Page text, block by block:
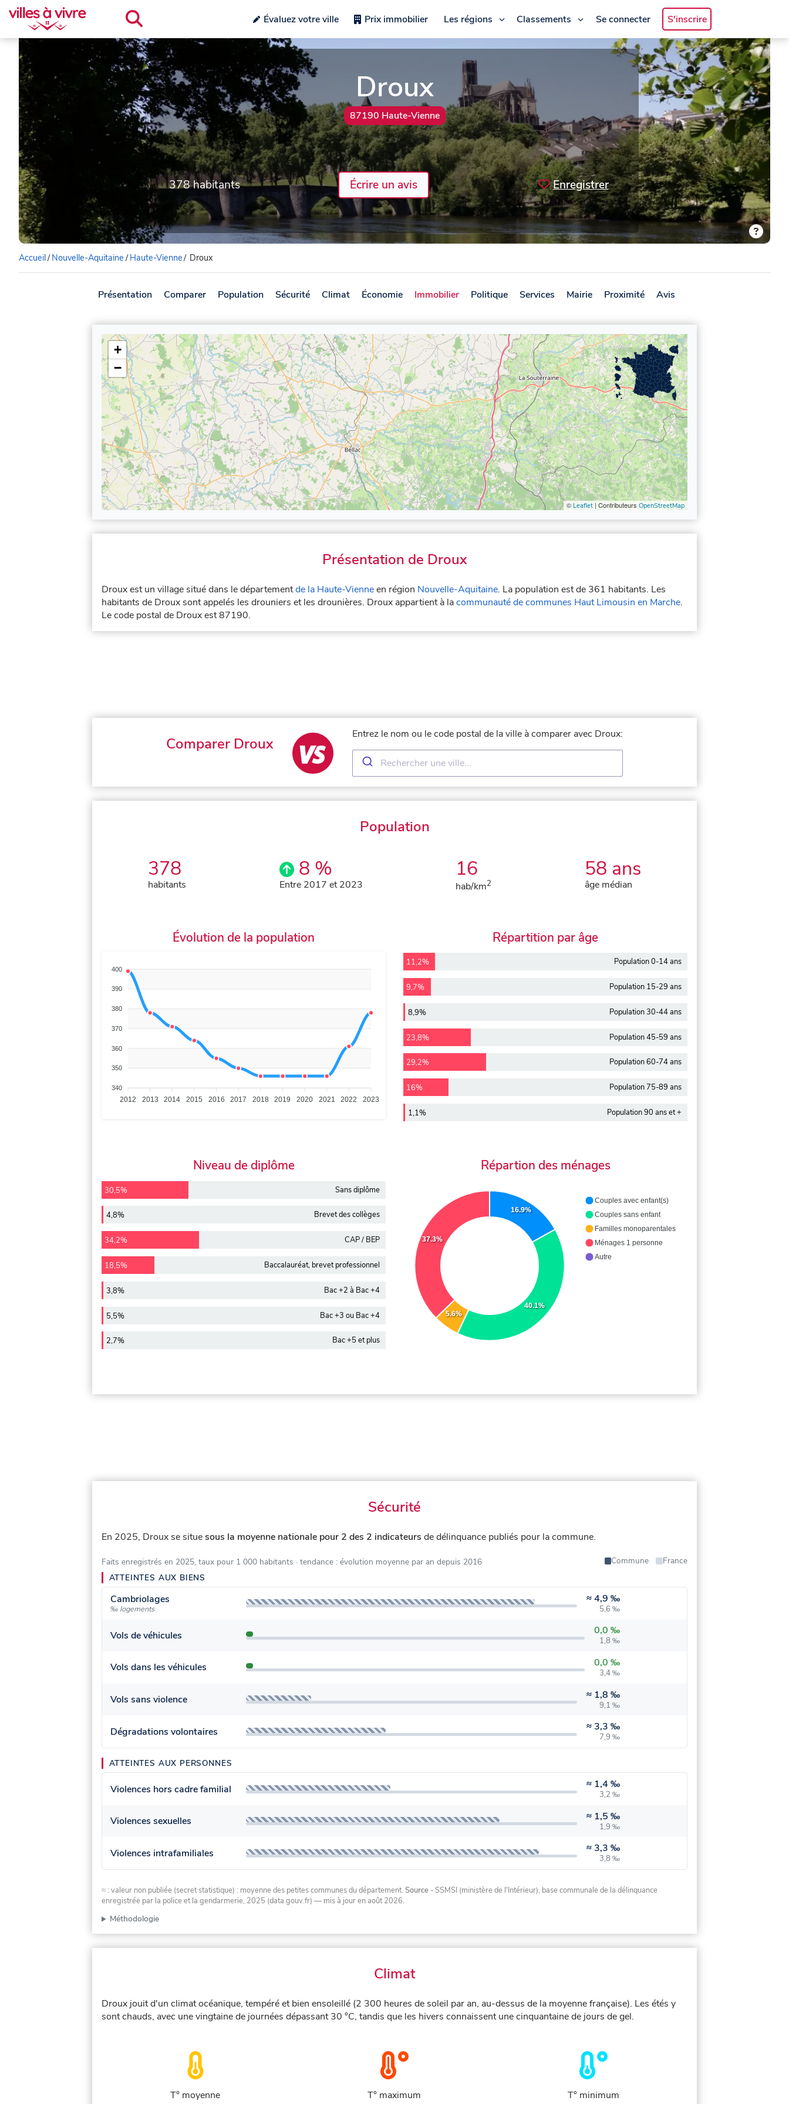
Évaluez votre ville Prix immobilier Les régions Classements Se connecter S'inscrire
Droux
87190 Haute-Vienne
378 habitants Écrire un avis Enregistrer
Accueil/ Nouvelle-Aquitaine/ Haute-Vienne/ Droux
Présentation Comparer Population Sécurité Climat Économie Immobilier Politique Services Mairie Proximité Avis
+
−
© Leaflet | Contributeurs OpenStreetMap
Présentation de Droux
Droux est un village situé dans le départementde la Haute-Vienneen région Nouvelle-Aquitaine. La population est de 361 habitants. Les
habitants de Droux sont appelés les drouniers et les drounières. Droux appartient à lacommunauté de communes Haut Limousin en Marche.
Le code postal de Droux est 87190.
Comparer Droux
Entrez le nom ou le code postal de la ville à comparer avec Droux:
Population
378
habitants
8 %
Entre 2017 et 2023
16
hab/km2
58 ans
âge médian
Évolution de la population
400
390
380
370
360
350
340
2012 2013 2014 2015 2016 2017 2018 2019 2020 2021 2022 2023
Répartition par âge
11,2% Population 0-14 ans
9,7% Population 15-29 ans
8,9% Population 30-44 ans
23,8% Population 45-59 ans
29,2% Population 60-74 ans
16% Population 75-89 ans
1,1% Population 90 ans et +
Niveau de diplôme
30,5% Sans diplôme
4,8% Brevet des collèges
34,2% CAP / BEP
18,5% Baccalauréat, brevet professionnel
3,8% Bac +2 à Bac +4
5,5% Bac +3 ou Bac +4
2,7% Bac +5 et plus
Répartion des ménages
16.9%
40.1%
5.6%
37.3%
Couples avec enfant(s)
Couples sans enfant
Familles monoparentales
Ménages 1 personne
Autre
Sécurité
En 2025, Droux se situesous la moyenne nationale pour 2 des 2 indicateurs de délinquance publiés pour la commune.
Faits enregistrés en 2025, taux pour 1 000 habitants · tendance : évolution moyenne par an depuis 2016 Commune
France
ATTEINTES AUX BIENS
Cambriolages
‰ logements
≈4,9 ‰
5,6 ‰
Vols de véhicules 0,0 ‰
1,8 ‰
Vols dans les véhicules 0,0 ‰
3,4 ‰
Vols sans violence ≈ 1,8 ‰
9,1 ‰
Dégradations volontaires ≈ 3,3 ‰
7,9 ‰
ATTEINTES AUX PERSONNES
Violences hors cadre familial ≈ 1,4 ‰
3,2 ‰
Violences sexuelles ≈ 1,5 ‰
1,9 ‰
Violences intrafamiliales ≈ 3,3 ‰
3,8 ‰
≈ : valeur non publiée (secret statistique) : moyenne des petites communes du département. Source - SSMSI (ministère de l'Intérieur), base communale de la délinquance
enregistrée par la police et la gendarmerie, 2025 (data.gouv.fr) — mis à jour en août 2026.
Méthodologie
Climat
Droux jouit d'un climat océanique, tempéré et bien ensoleillé (2 300 heures de soleil par an, au-dessus de la moyenne française). Les étés y
sont chauds, avec une vingtaine de journées dépassant 30 °C, tandis que les hivers connaissent une cinquantaine de jours de gel.
T° moyenne
T° maximum
T° minimum